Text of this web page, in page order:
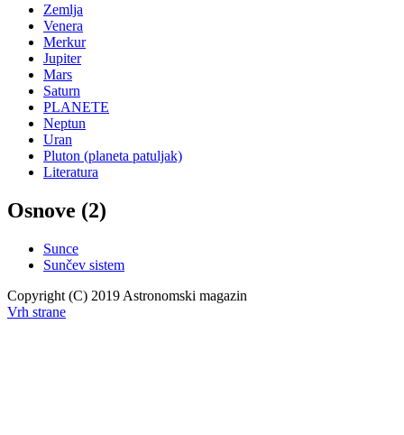
Zemlja
Venera
Merkur
Jupiter
Mars
Saturn
PLANETE
Neptun
Uran
Pluton (planeta patuljak)
Literatura
Osnove (2)
Sunce
Sunčev sistem
Copyright (C) 2019 Astronomski magazin
Vrh strane